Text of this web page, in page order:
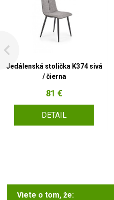
Jedálenská stolička K374 sivá
/ čierna
81 €
DETAIL
Viete o tom, že: